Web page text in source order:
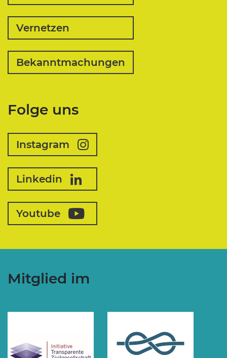
Vernetzen
Bekanntmachungen
Folge uns
Instagram
Linkedin
Youtube
Mitglied im